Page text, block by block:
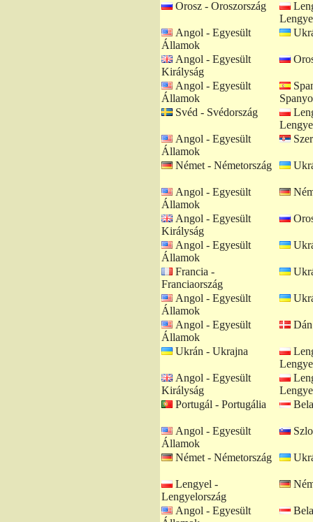
Orosz - Oroszország
Angol - Egyesült
Államok
Angol - Egyesült
Királyság
Angol - Egyesült
Államok
Svéd - Svédország
Angol - Egyesült
Államok
Német - Németország
Angol - Egyesült
Államok
Angol - Egyesült
Királyság
Angol - Egyesült
Államok
Francia -
Franciaország
Angol - Egyesült
Államok
Angol - Egyesült
Államok
Ukrán - Ukrajna
Angol - Egyesült
Királyság
Portugál - Portugália
Angol - Egyesült
Államok
Német - Németország
Lengyel -
Lengyelország
Angol - Egyesült